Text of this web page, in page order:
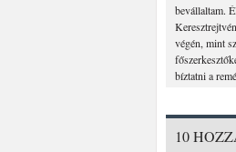
bevállaltam.
végén, mint
bíztatni a
10